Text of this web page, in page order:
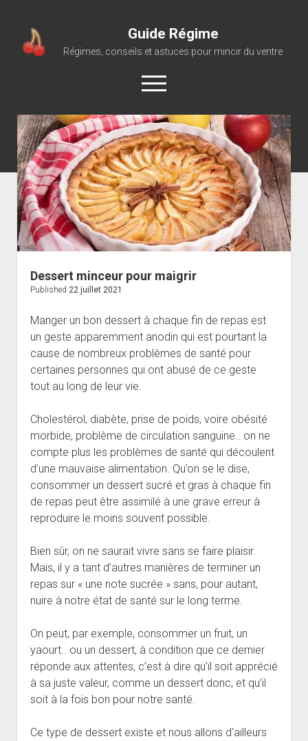
Guide Régime
Régimes, conseils et astuces pour mincir du ventre
open
menu
Dessert minceur pour maigrir
Published 22 juillet 2021
Manger un bon dessert à chaque fin de repas est
un geste apparemment anodin qui est pourtant la
cause de nombreux problèmes de santé pour
certaines personnes qui ont abusé de ce geste
tout au long de leur vie.
Cholestérol, diabète, prise de poids, voire obésité
morbide, problème de circulation sanguine.. on ne
compte plus les problèmes de santé qui découlent
d’une mauvaise alimentation. Qu’on se le dise,
consommer un dessert sucré et gras à chaque fin
de repas peut être assimilé à une grave erreur à
reproduire le moins souvent possible.
Bien sûr, on ne saurait vivre sans se faire plaisir.
Mais, il y a tant d’autres manières de terminer un
repas sur « une note sucrée » sans, pour autant,
nuire à notre état de santé sur le long terme.
On peut, par exemple, consommer un fruit, un
yaourt.. ou un dessert, à condition que ce dernier
réponde aux attentes, c’est à dire qu’il soit apprécié
à sa juste valeur, comme un dessert donc, et qu’il
soit à la fois bon pour notre santé.
Ce type de dessert existe et nous allons d’ailleurs